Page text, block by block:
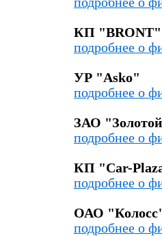
КП "BRONT"
подробнее о
УР "Asko"
подробнее о
ЗАО
подробнее о
КП "Car-
подробнее о
ОАО
подробнее о